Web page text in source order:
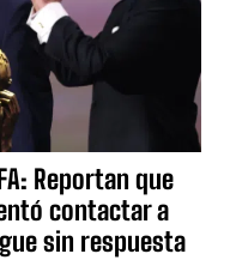
Reportan que
contactar a
sin respuesta